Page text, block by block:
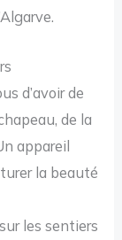
d’avoir de
de la
appareil
la beauté
les sentiers